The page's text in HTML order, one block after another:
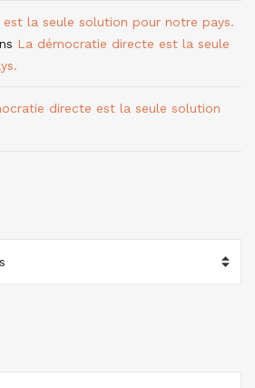
la seule solution pour notre pays.
La démocratie directe est la seule
directe est la seule solution